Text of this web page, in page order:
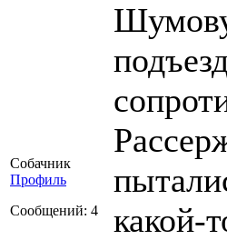
Собачник
Профиль
Сообщений: 4
какой-